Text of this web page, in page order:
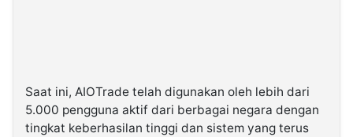
Saat ini, AIOTrade telah digunakan oleh lebih dari
5.000 pengguna aktif dari berbagai negara dengan
tingkat keberhasilan tinggi dan sistem yang terus